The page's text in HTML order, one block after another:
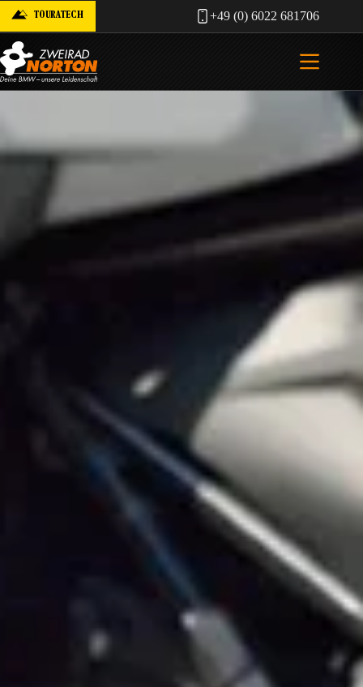
Inhalt
springen
TOURATECH +49 (0) 6022 681706